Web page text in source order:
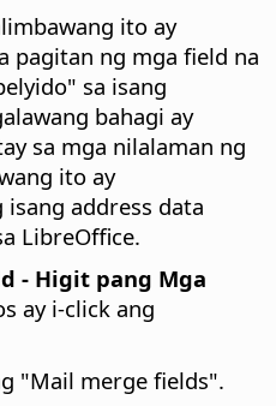
ito ay
pagitan ng mga field na
sa isang
bahagi ay
sa mga nilalaman ng
ito ay
isang address data
LibreOffice.
- Higit pang Mga
ay i-click ang
"Mail merge fields".